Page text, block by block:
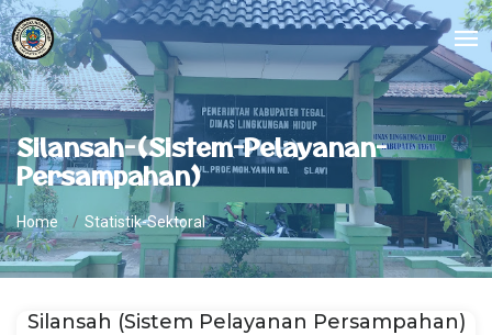
Silansah-(Sistem-Pelayanan-
Persampahan)
Home Statistik-Sektoral
Silansah (Sistem Pelayanan Persampahan)